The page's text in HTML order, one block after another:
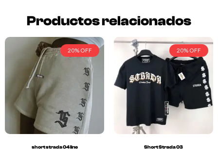
Productos relacionados
20% OFF
short strada 04 line
20% OFF
Short Strada 03